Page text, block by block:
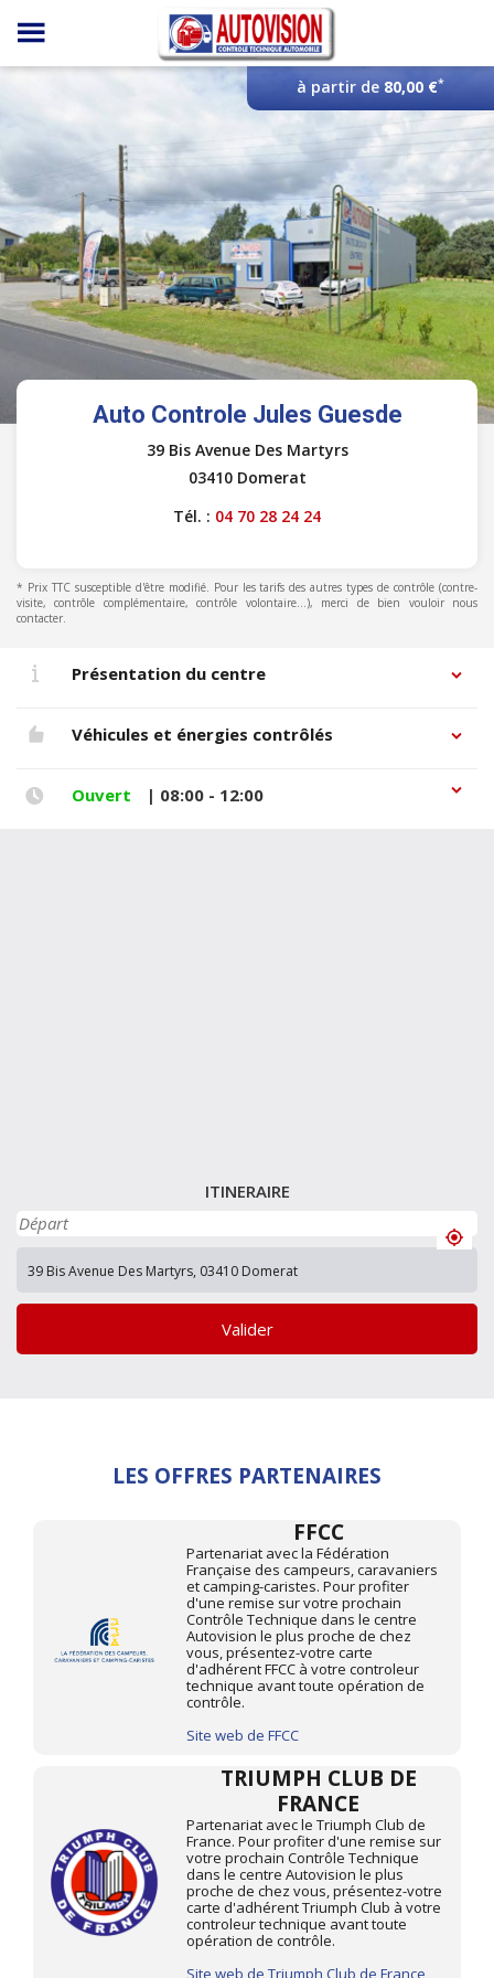
Panneau de gestion des cookies
à partir de 80,00 €*
Auto Controle Jules Guesde
39 Bis Avenue Des Martyrs
03410 Domerat
Tél. : 04 70 28 24 24
* Prix TTC susceptible d'être modifié. Pour les tarifs des autres types de contrôle (contre-
visite, contrôle complémentaire, contrôle volontaire...), merci de bien vouloir nous
contacter.
Présentation du centre
Véhicules et énergies contrôlés
Ouvert | 08:00 - 12:00
ITINERAIRE
Valider
LES OFFRES PARTENAIRES
FFCC
Partenariat avec la Fédération
Française des campeurs, caravaniers
et camping-caristes. Pour profiter
d'une remise sur votre prochain
Contrôle Technique dans le centre
Autovision le plus proche de chez
vous, présentez-votre carte
d'adhérent FFCC à votre controleur
technique avant toute opération de
contrôle.
Site web de FFCC
TRIUMPH CLUB DE
FRANCE
Partenariat avec le Triumph Club de
France. Pour profiter d'une remise sur
votre prochain Contrôle Technique
dans le centre Autovision le plus
proche de chez vous, présentez-votre
carte d'adhérent Triumph Club à votre
controleur technique avant toute
opération de contrôle.
Site web de Triumph Club de France